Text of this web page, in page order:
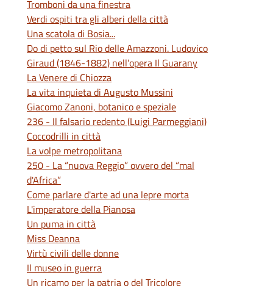
Tromboni da una finestra
Verdi ospiti tra gli alberi della città
Una scatola di Bosia...
Do di petto sul Rio delle Amazzoni. Ludovico
Giraud (1846-1882) nell’opera Il Guarany
La Venere di Chiozza
La vita inquieta di Augusto Mussini
Giacomo Zanoni, botanico e speziale
236 - Il falsario redento (Luigi Parmeggiani)
Coccodrilli in città
La volpe metropolitana
250 - La “nuova Reggio” ovvero del “mal
d'Africa”
Come parlare d'arte ad una lepre morta
L'imperatore della Pianosa
Un puma in città
Miss Deanna
Virtù civili delle donne
Il museo in guerra
Un ricamo per la patria o del Tricolore